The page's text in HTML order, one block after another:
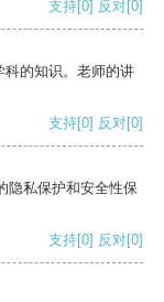
支持[0] 反对[0]
科的知识。老师的讲
支持[0] 反对[0]
隐私保护和安全性保
支持[0] 反对[0]